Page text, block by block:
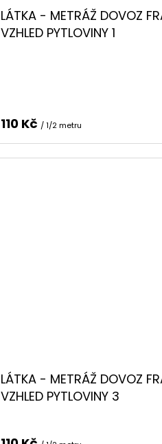
LÁTKA - METRÁŽ DOVOZ
VZHLED PYTLOVINY 1
110 Kč / 1/2 metru
LÁTKA - METRÁŽ DOVOZ
VZHLED PYTLOVINY 3